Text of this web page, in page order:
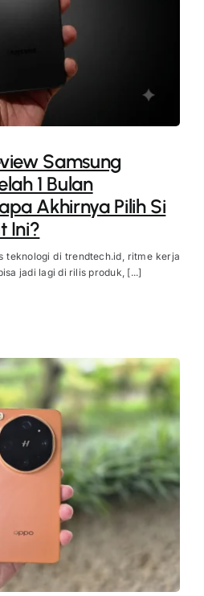
Samsung
1 Bulan
Akhirnya Pilih Si
Ini?
teknologi di trendtech.id, ritme kerja
jadi lagi di rilis produk, [...]